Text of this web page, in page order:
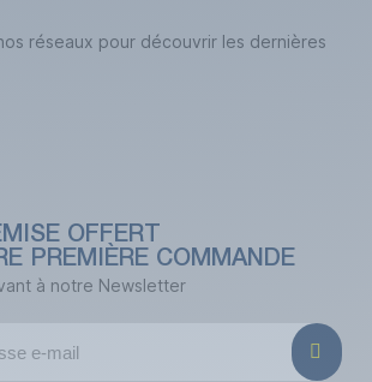
réseaux pour découvrir les dernières
OFFERT
PREMIÈRE COMMANDE
à notre Newsletter